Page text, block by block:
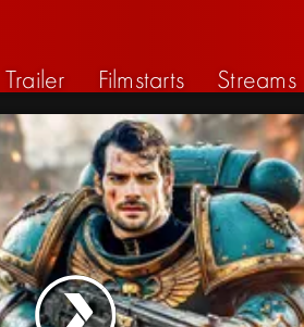
Trailer Filmstarts Streams